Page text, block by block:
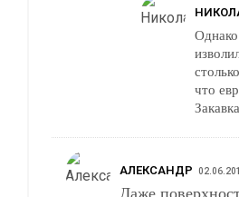
что
АЛЕКСАНДР
Даже